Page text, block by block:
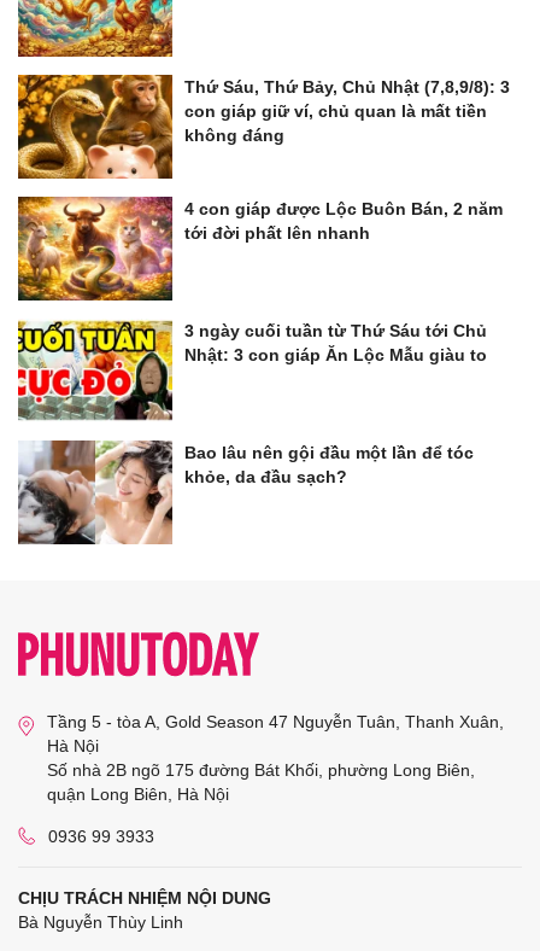
Thứ Sáu, Thứ Bảy, Chủ Nhật (7,8,9/8): 3
con giáp giữ ví, chủ quan là mất tiền
không đáng
4 con giáp được Lộc Buôn Bán, 2 năm
tới đời phất lên nhanh
3 ngày cuối tuần từ Thứ Sáu tới Chủ
Nhật: 3 con giáp Ăn Lộc Mẫu giàu to
Bao lâu nên gội đầu một lần để tóc
khỏe, da đầu sạch?
Tầng 5 - tòa A, Gold Season 47 Nguyễn Tuân, Thanh Xuân,
Hà Nội
Số nhà 2B ngõ 175 đường Bát Khối, phường Long Biên,
quận Long Biên, Hà Nội
0936 99 3933
CHỊU TRÁCH NHIỆM NỘI DUNG
Bà Nguyễn Thùy Linh